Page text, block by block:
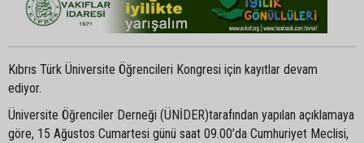
Kıbrıs Türk Üniversite Öğrencileri Kongresi için kayıtlar devam
ediyor.
Üniversite Öğrenciler Derneği (ÜNİDER)tarafından yapılan açıklamaya
göre, 15 Ağustos Cumartesi günü saat 09.00’da Cumhuriyet Meclisi,